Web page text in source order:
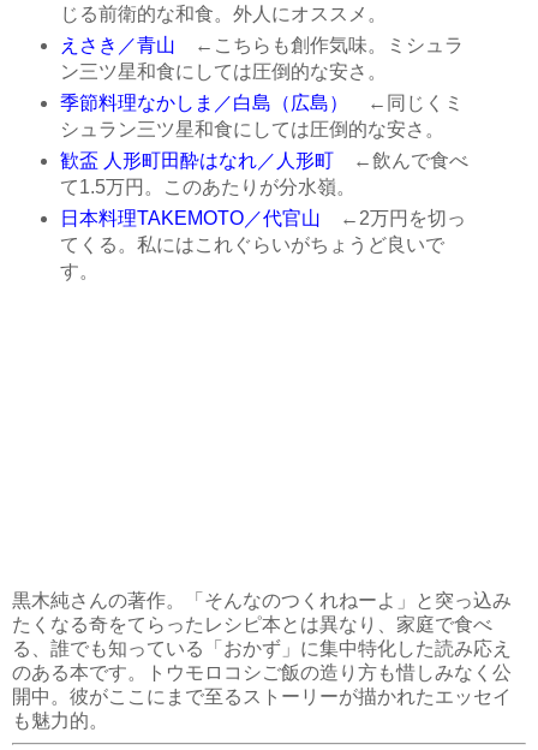
じる前衛的な和食。外人にオススメ。
えさき／青山 ←こちらも創作気味。ミシュラ
ン三ツ星和食にしては圧倒的な安さ。
季節料理なかしま／白島（広島）
←同じくミ
シュラン三ツ星和食にしては圧倒的な安さ。
歓盃 人形町田酔はなれ／人形町←飲んで食べ
て1.5万円。このあたりが分水嶺。
日本料理TAKEMOTO／代官山 ←2万円を切っ
てくる。私にはこれぐらいがちょうど良いで
す。
黒木純さんの著作。「そんなのつくれねーよ」と突っ込み
たくなる奇をてらったレシピ本とは異なり、家庭で食べ
る、誰でも知っている「おかず」に集中特化した読み応え
のある本です。トウモロコシご飯の造り方も惜しみなく公
開中。彼がここにまで至るストーリーが描かれたエッセイ
も魅力的。